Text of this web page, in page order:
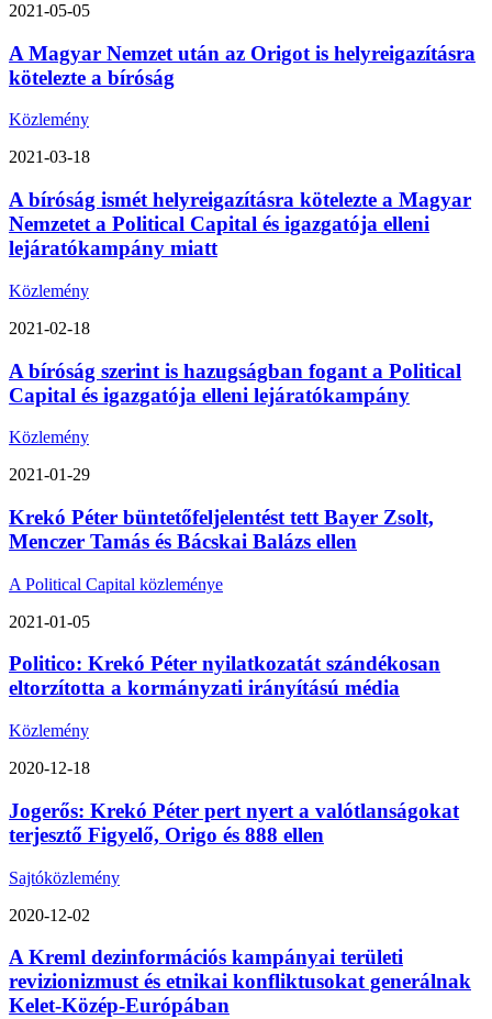
2021-05-05
A Magyar Nemzet után az Origot is helyreigazításra
kötelezte a bíróság
Közlemény
2021-03-18
A bíróság ismét helyreigazításra kötelezte a Magyar
Nemzetet a Political Capital és igazgatója elleni
lejáratókampány miatt
Közlemény
2021-02-18
A bíróság szerint is hazugságban fogant a Political
Capital és igazgatója elleni lejáratókampány
Közlemény
2021-01-29
Krekó Péter büntetőfeljelentést tett Bayer Zsolt,
Menczer Tamás és Bácskai Balázs ellen
A Political Capital közleménye
2021-01-05
Politico: Krekó Péter nyilatkozatát szándékosan
eltorzította a kormányzati irányítású média
Közlemény
2020-12-18
Jogerős: Krekó Péter pert nyert a valótlanságokat
terjesztő Figyelő, Origo és 888 ellen
Sajtóközlemény
2020-12-02
A Kreml dezinformációs kampányai területi
revizionizmust és etnikai konfliktusokat generálnak
Kelet-Közép-Európában